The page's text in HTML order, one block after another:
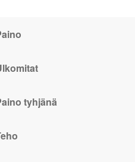
tyhjänä